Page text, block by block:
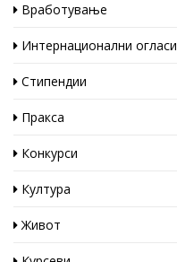
Вработување
Интернационални огласи
Стипендии
Пракса
Конкурси
Култура
Живот